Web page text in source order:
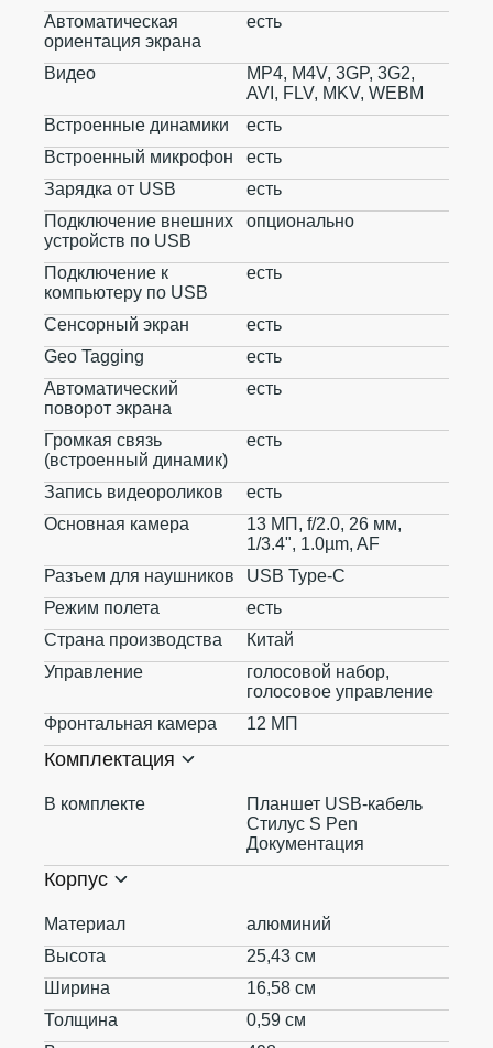
Автоматическая
ориентация экрана
есть
Видео
MP4, M4V, 3GP, 3G2,
AVI, FLV, MKV, WEBM
Встроенные динамики
есть
Встроенный микрофон
есть
Зарядка от USB
есть
Подключение внешних
устройств по USB
опционально
Подключение к
компьютеру по USB
есть
Сенсорный экран
есть
Geo Tagging
есть
Автоматический
поворот экрана
есть
Громкая связь
(встроенный динамик)
есть
Запись видеороликов
есть
Основная камера
13 МП, f/2.0, 26 мм,
1/3.4", 1.0µm, AF
Разъем для наушников
USB Type-C
Режим полета
есть
Страна производства
Китай
Управление
голосовой набор,
голосовое управление
Фронтальная камера
12 МП
Комплектация
В комплекте
Планшет USB-кабель
Стилус S Pen
Документация
Корпус
Материал
алюминий
Высота
25,43 см
Ширина
16,58 см
Толщина
0,59 см